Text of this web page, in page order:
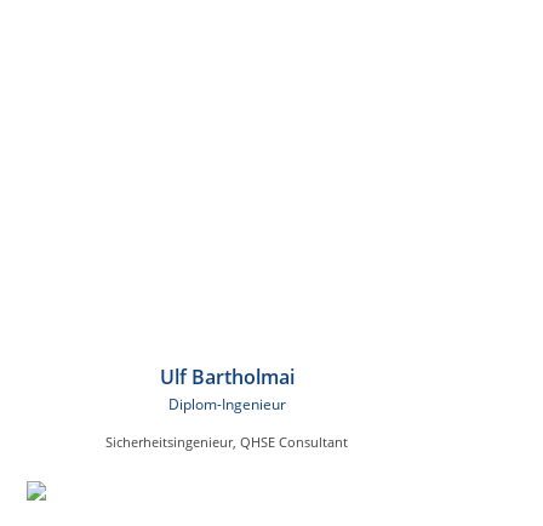
Ulf Bartholmai
Diplom-Ingenieur
Sicherheitsingenieur, QHSE Consultant